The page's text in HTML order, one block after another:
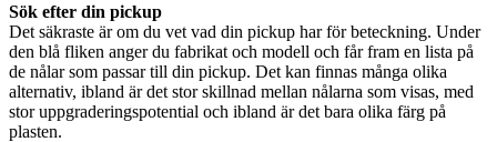
Sök efter din pickup
Det säkraste är om du vet vad din pickup har för beteckning. Under
den blå fliken anger du fabrikat och modell och får fram en lista på
de nålar som passar till din pickup. Det kan finnas många olika
alternativ, ibland är det stor skillnad mellan nålarna som visas, med
stor uppgraderingspotential och ibland är det bara olika färg på
plasten.